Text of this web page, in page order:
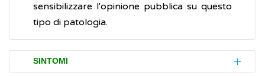
sensibilizzare l'opinione pubblica su questo
tipo di patologia.
SINTOMI